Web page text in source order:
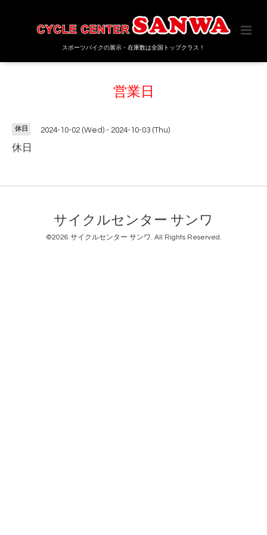
スポーツバイクの展示・在庫数は全国トップクラス！
営業日
休日 2024-10-02 (Wed) - 2024-10-03 (Thu)
休日
サイクルセンター サンワ
©2026 サイクルセンター サンワ. All Rights Reserved.